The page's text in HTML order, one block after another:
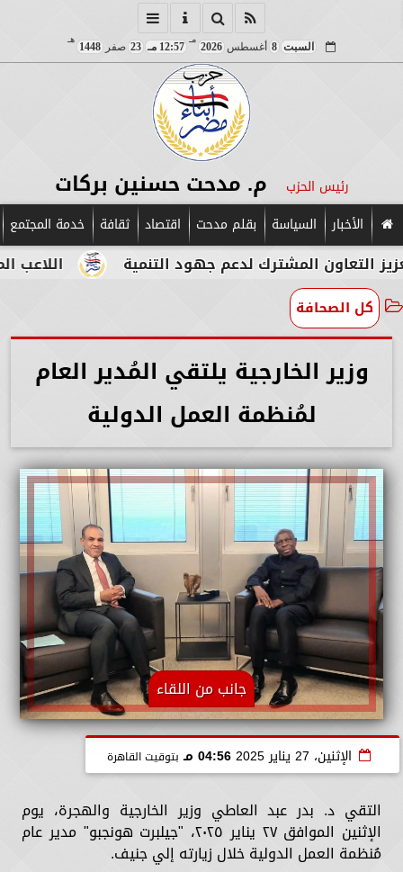
السبت 8 أغسطس 2026
مـ
12:57 مـ 23 صفر 1448
هـ
رئيس الحزب م. مدحت حسنين بركات
الأخبار السياسة بقلم مدحت اقتصاد ثقافة خدمة المجتمع
اللاعب المصري المشترك لدعم جهود التنمية
كل الصحافة
وزير الخارجية يلتقي المُدير العام
لمُنظمة العمل الدولية
جانب من اللقاء
الإثنين، 27 يناير 2025 04:56 مـ بتوقيت القاهرة
التقي د. بدر عبد العاطي وزير الخارجية والهجرة، يوم
الإثنين الموافق ٢٧ يناير ٢٠٢٥، "جيلبرت هونجبو" مدير عام
مُنظمة العمل الدولية خلال زيارته إلي جنيف.